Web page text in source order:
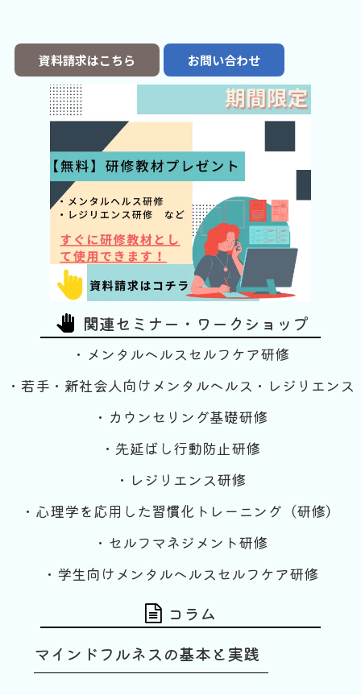
資料請求はこちら お問い合わせ
pan_tool 関連セミナー・ワークショップ
・メンタルヘルスセルフケア研修
・若手・新社会人向けメンタルヘルス・レジリエンス
・カウンセリング基礎研修
・先延ばし行動防止研修
・レジリエンス研修
・心理学を応用した習慣化トレーニング（研修）
・セルフマネジメント研修
・学生向けメンタルヘルスセルフケア研修
コラム
マインドフルネスの基本と実践